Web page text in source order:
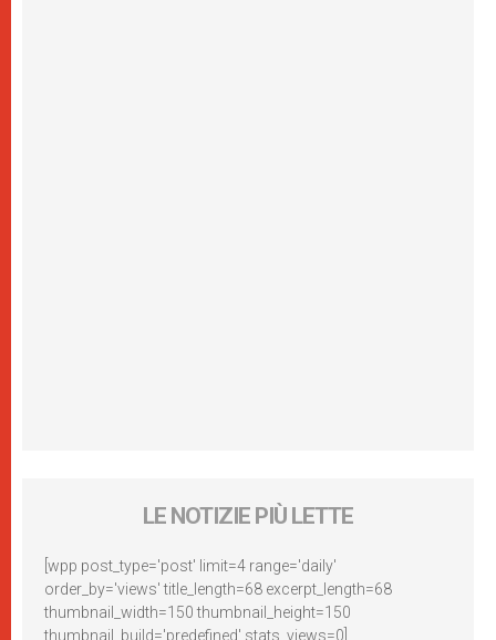
LE NOTIZIE PIÙ LETTE
[wpp post_type='post' limit=4 range='daily'
order_by='views' title_length=68 excerpt_length=68
thumbnail_width=150 thumbnail_height=150
thumbnail_build='predefined' stats_views=0]